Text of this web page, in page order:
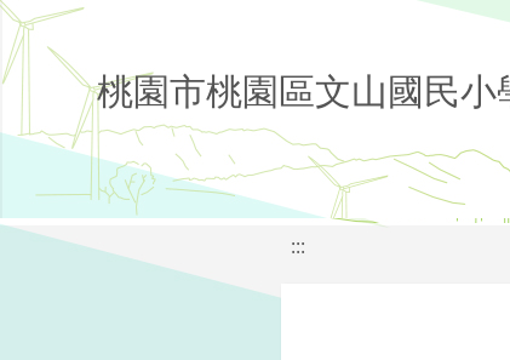
桃園市桃園區文山國民小
:::